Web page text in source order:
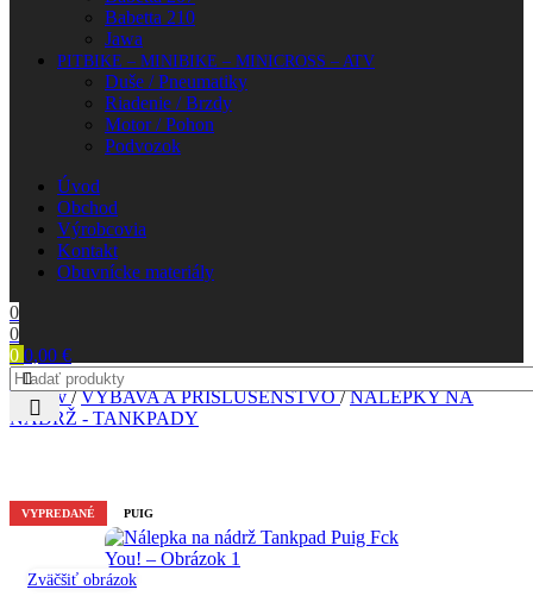
Babetta 210
Jawa
PITBIKE – MINIBIKE – MINICROSS – ATV
Duše / Pneumatiky
Riadenie / Brzdy
Motor / Pohon
Podvozok
Úvod
Obchod
Výrobcovia
Kontakt
Obuvnícke materiály
0
0
0 0,00 €
Domov/ VÝBAVA A PRÍSLUŠENSTVO/ NÁLEPKY NA
NÁDRŽ - TANKPADY
VYPREDANÉ PUIG
Zväčšiť obrázok